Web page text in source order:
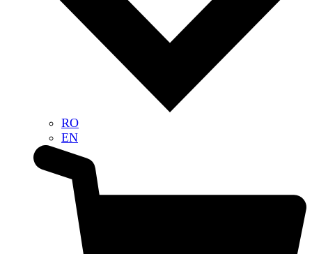
RO
EN